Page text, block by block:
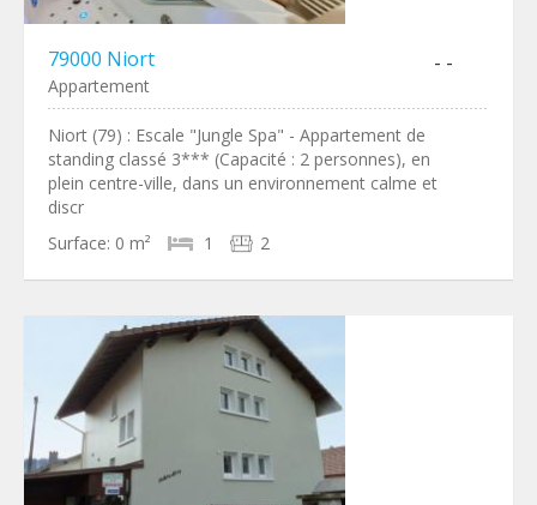
79000 Niort - -
Appartement
Niort (79) : Escale "Jungle Spa" - Appartement de
standing classé 3*** (Capacité : 2 personnes), en
plein centre-ville, dans un environnement calme et
discr
Surface: 0 m² 1 2